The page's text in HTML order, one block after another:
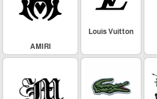
Louis Vuitton
AMIRI